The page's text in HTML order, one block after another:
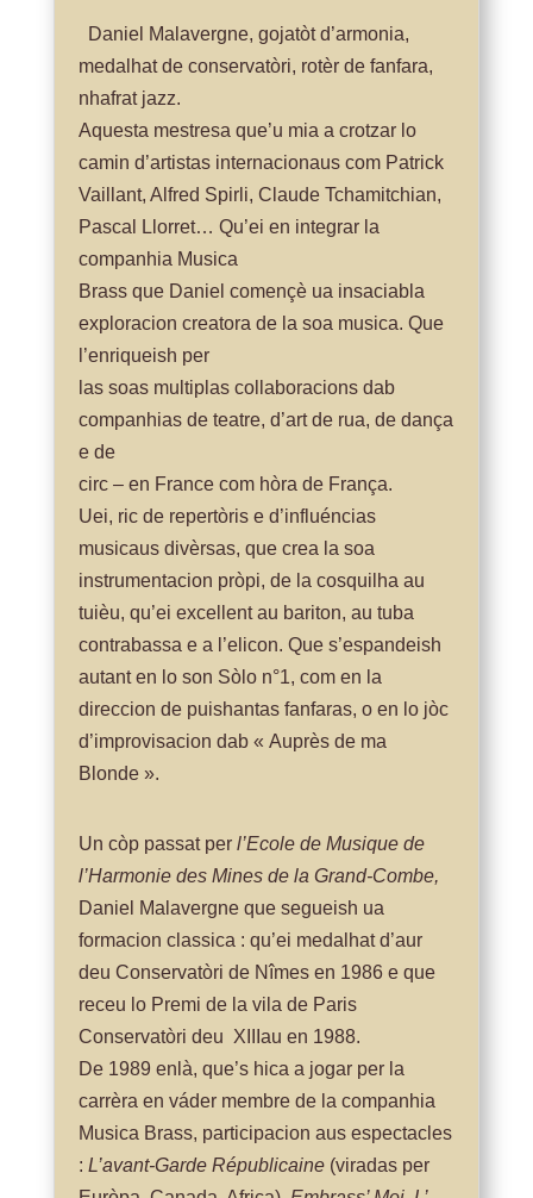
Daniel Malavergne, gojatòt d’armonia,
medalhat de conservatòri, rotèr de fanfara,
nhafrat jazz.
Aquesta mestresa que’u mia a crotzar lo
camin d’artistas internacionaus com Patrick
Vaillant, Alfred Spirli, Claude Tchamitchian,
Pascal Llorret… Qu’ei en integrar la
companhia Musica
Brass que Daniel començè ua insaciabla
exploracion creatora de la soa musica. Que
l’enriqueish per
las soas multiplas collaboracions dab
companhias de teatre, d’art de rua, de dança
e de
circ – en France com hòra de França.
Uei, ric de repertòris e d’influéncias
musicaus divèrsas, que crea la soa
instrumentacion pròpi, de la cosquilha au
tuièu, qu’ei excellent au bariton, au tuba
contrabassa e a l’elicon. Que s’espandeish
autant en lo son Sòlo n°1, com en la
direccion de puishantas fanfaras, o en lo jòc
d’improvisacion dab « Auprès de ma
Blonde ».
Un còp passat per l’Ecole de Musique de
l’Harmonie des Mines de la Grand-Combe,
Daniel Malavergne que segueish ua
formacion classica : qu’ei medalhat d’aur
deu Conservatòri de Nîmes en 1986 e que
receu lo Premi de la vila de Paris
Conservatòri deu XIIIau en 1988.
De 1989 enlà, que’s hica a jogar per la
carrèra en váder membre de la companhia
Musica Brass, participacion aus espectacles
: L’avant-Garde Républicaine(viradas per